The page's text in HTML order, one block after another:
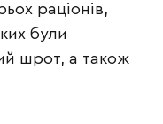
раціонів,
були
шрот, а також